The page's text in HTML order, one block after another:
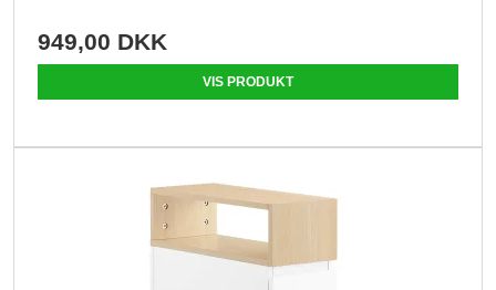
949,00 DKK
VIS PRODUKT